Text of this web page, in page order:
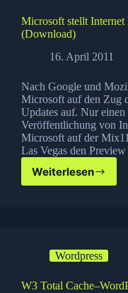
Microsoft stellt
(Download)
16. April 2011
Nach Google und
Microsoft auf den Zug
Updates auf. Nur einen
Veröffentlichung von
Microsoft auf der
Las Vegas den
Weiterlesen
Microsoft
vor
Wordpress
W3 Total